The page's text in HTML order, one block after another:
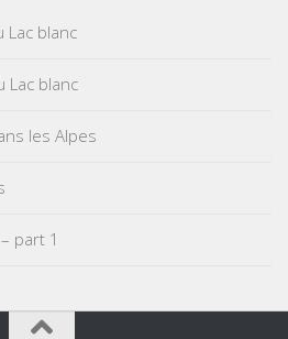
Lac blanc
Lac blanc
les Alpes
part 1